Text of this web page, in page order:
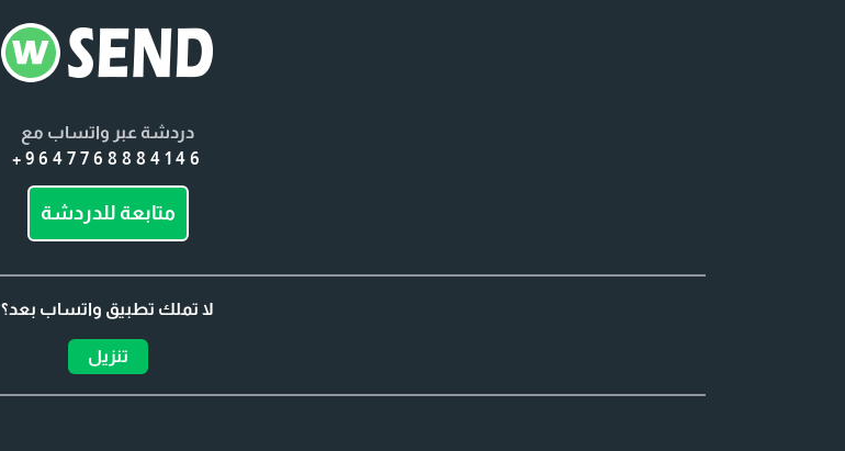
دردشة عبر واتساب مع
+9647768884146
متابعة للدردشة
لا تملك تطبيق واتساب بعد؟
تنزيل